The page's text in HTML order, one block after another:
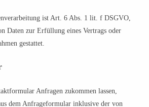
ist Art. 6 Abs. 1 lit. f DSGVO,
Daten zur Erfüllung eines Vertrags oder
gestattet.
Anfragen zukommen lassen,
dem Anfrageformular inklusive der von